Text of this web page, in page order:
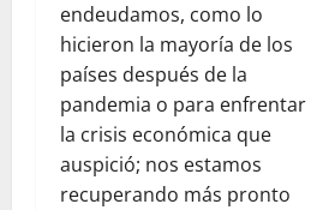
endeudamos, como lo
hicieron la mayoría de los
países después de la
pandemia o para enfrentar
la crisis económica que
auspició; nos estamos
recuperando más pronto